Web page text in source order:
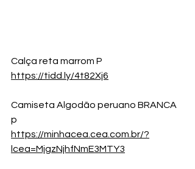
Calça reta marrom P
https://tidd.ly/4t82Xj6
Camiseta Algodão peruano BRANCA
p
https://minhacea.cea.com.br/?
lcea=MjgzNjhfNmE3MTY3